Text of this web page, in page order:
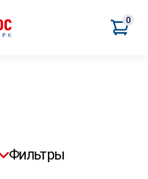
0
Фильтры